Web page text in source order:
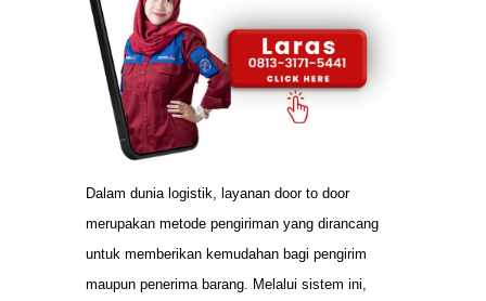
Dalam dunia logistik, layanan door to door
merupakan metode pengiriman yang dirancang
untuk memberikan kemudahan bagi pengirim
maupun penerima barang. Melalui sistem ini,